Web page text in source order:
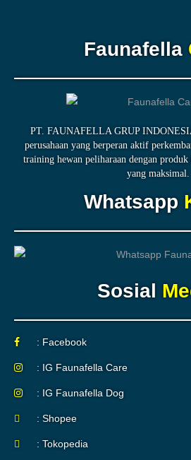
Faunafella
PT. FAUNAFELLA GRUP
perusahaan yang berperan aktif
training hewan peliharaan dengan produk
yang maksimal.
Whatsapp
Sosial
: Facebook
: IG Faunafella Care
: IG Faunafella Dog
: Shopee
: Tokopedia